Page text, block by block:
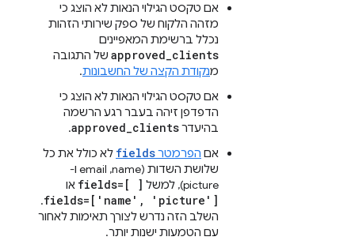
אם טקסט הגילוי הנאות לא הוצג כי
מזהה הלקוח של ספק שירותי הזהות
נכלל ברשימת המאפיינים
approved_clients של התגובה
מנקודת הקצה של החשבונות.
אם טקסט הגילוי הנאות לא הוצג כי
הדפדפן זיהה בעבר רגע הרשמה
בהיעדרapproved_clients
.
אם הפרמטרfields לא כולל את כל
שלושת השדות (name,‏ email ו-
picture), למשל
fields=[ ] או
fields=['name', 'picture']
.
השלב הזה נדרש לצורך תאימות לאחור
עם הטמעות ישנות יותר. ‫